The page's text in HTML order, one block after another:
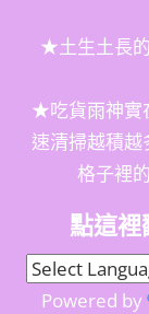
★土生土長
★吃貨雨神實
速清掃越積越
格子裡
點這裡
Powered by